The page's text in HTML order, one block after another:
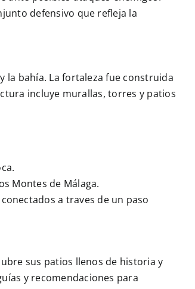
defensivo que refleja la
la bahía. La fortaleza fue construida
incluye murallas, torres y patios
Montes de Málaga.
a traves de un paso
sus patios llenos de historia y
y recomendaciones para